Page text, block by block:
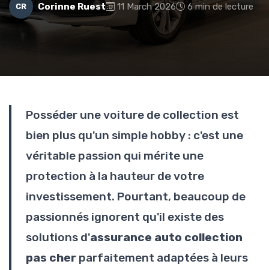
CR Corinne Ruest 11 March 2026 6 min de lecture
Posséder une voiture de collection est
bien plus qu'un simple hobby : c'est une
véritable passion qui mérite une
protection à la hauteur de votre
investissement. Pourtant, beaucoup de
passionnés ignorent qu'il existe des
solutions d'assurance auto collection
pas cher parfaitement adaptées à leurs